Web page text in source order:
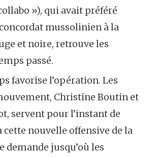
»), qui avait préféré
mussolinien à la
et noire, retrouve les
passé.
favorise l’opération. Les
Christine Boutin et
servent pour l’instant de
cette nouvelle offensive de la
demande jusqu’où les